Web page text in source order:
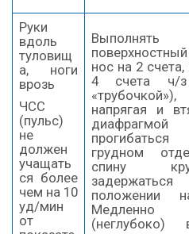
Руки
вдоль
туловищ
а, ноги
врозь
ЧСС
(пульс)
не
должен
учащать
ся более
чем на 10
уд/мин
от
Выполнять
нос на 2 счета,
4 счета ч/
напрягая и
диафрагмой
грудном
спину
положении
(неглубоко)